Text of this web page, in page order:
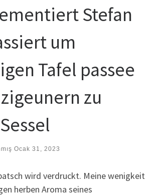
Stefan
um
Tafel passee
zu
Ocak 31, 2023
wird verdruckt. Meine wenigkeit
herben Aroma seines